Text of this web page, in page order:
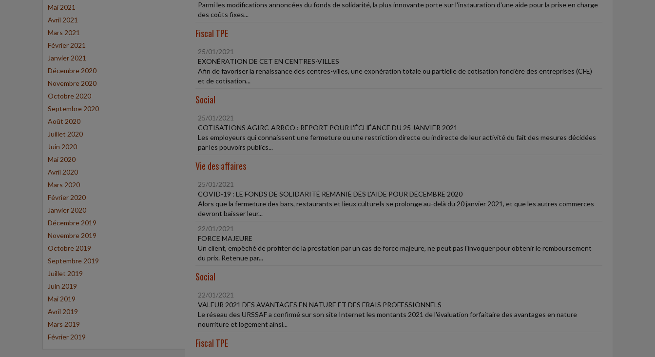
Mai 2021
Avril 2021
Mars 2021
Février 2021
Janvier 2021
Décembre 2020
Novembre 2020
Octobre 2020
Septembre 2020
Août 2020
Juillet 2020
Juin 2020
Mai 2020
Avril 2020
Mars 2020
Février 2020
Janvier 2020
Décembre 2019
Novembre 2019
Octobre 2019
Septembre 2019
Juillet 2019
Juin 2019
Mai 2019
Avril 2019
Mars 2019
Février 2019
Parmi les modifications annoncées du fonds de solidarité, la plus innovante porte sur l'instauration d'une aide pour la prise en charge
des coûts fixes...
Fiscal TPE
25/01/2021
EXONÉRATION DE CET EN CENTRES-VILLES
Afin de favoriser la renaissance des centres-villes, une exonération totale ou partielle de cotisation foncière des entreprises (CFE)
et de cotisation...
Social
25/01/2021
COTISATIONS AGIRC-ARRCO : REPORT POUR L'ÉCHÉANCE DU 25 JANVIER 2021
Les employeurs qui connaissent une fermeture ou une restriction directe ou indirecte de leur activité du fait des mesures décidées
par les pouvoirs publics...
Vie des affaires
25/01/2021
COVID-19 : LE FONDS DE SOLIDARITÉ REMANIÉ DÈS L'AIDE POUR DÉCEMBRE 2020
Alors que la fermeture des bars, restaurants et lieux culturels se prolonge au-delà du 20 janvier 2021, et que les autres commerces
devront baisser leur...
22/01/2021
FORCE MAJEURE
Un client, empêché de profiter de la prestation par un cas de force majeure, ne peut pas l'invoquer pour obtenir le remboursement
du prix. Retenue par...
Social
22/01/2021
VALEUR 2021 DES AVANTAGES EN NATURE ET DES FRAIS PROFESSIONNELS
Le réseau des URSSAF a confirmé sur son site Internet les montants 2021 de l'évaluation forfaitaire des avantages en nature
nourriture et logement ainsi...
Fiscal TPE